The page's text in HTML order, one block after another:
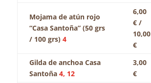
Mojama de atún rojo
“Casa Santoña” (50 grs
/ 100 grs) 4
6,00
€ /
10,00
€
Gilda de anchoa Casa
Santoña 4, 12
3,00
€